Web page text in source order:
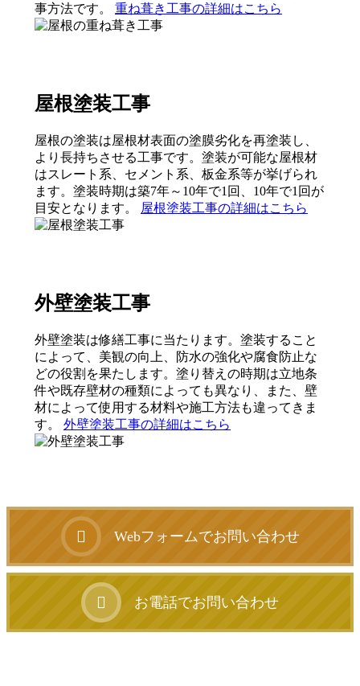
事方法です。 重ね葺き工事の詳細はこちら
屋根塗装工事
屋根の塗装は屋根材表面の塗膜劣化を再塗装し、
より長持ちさせる工事です。塗装が可能な屋根材
はスレート系、セメント系、板金系等が挙げられ
ます。塗装時期は築7年～10年で1回、10年で1回が
目安となります。
屋根塗装工事の詳細はこちら
外壁塗装工事
外壁塗装は修繕工事に当たります。塗装すること
によって、美観の向上、防水の強化や腐食防止な
どの役割を果たします。塗り替えの時期は立地条
件や既存壁材の種類によっても異なり、また、壁
材によって使用する材料や施工方法も違ってきま
す。 外壁塗装工事の詳細はこちら
Webフォームでお問い合わせ
お電話でお問い合わせ